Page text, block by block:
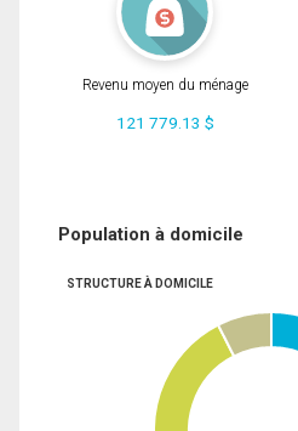
Revenu moyen du ménage
121 779.13 $
Population à domicile
STRUCTURE À DOMICILE